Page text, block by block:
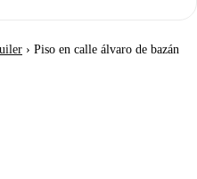
› Piso en calle álvaro de bazán